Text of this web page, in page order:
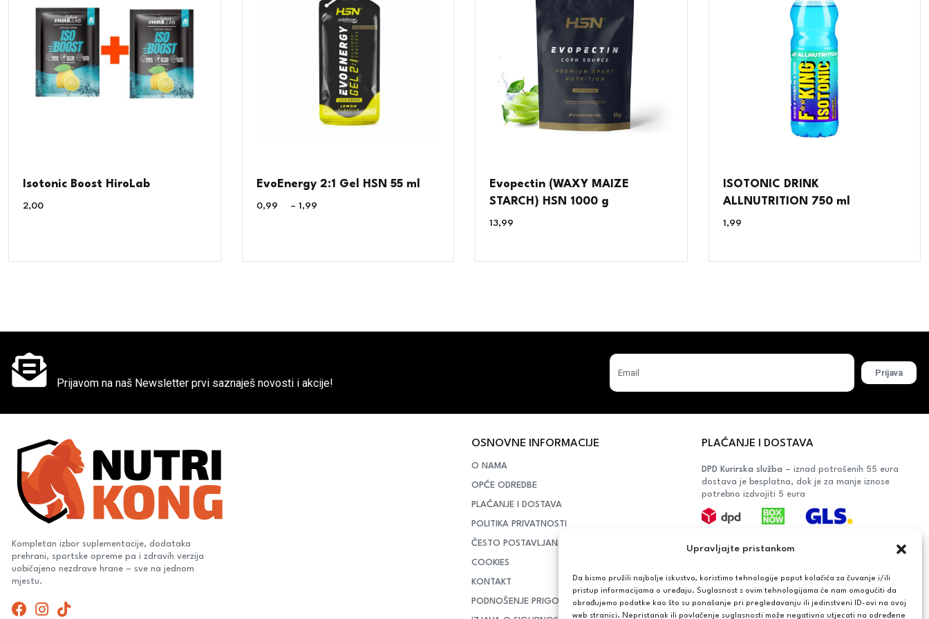
Upravljajte pristankom
Da bismo pružili najbolje iskustvo, koristimo tehnologije poput kolačića za čuvanje i/ili
pristup informacijama o uređaju. Suglasnost s ovim tehnologijama će nam omogućiti da
obrađujemo podatke kao što su ponašanje pri pregledavanju ili jedinstveni ID-ovi na ovoj
web stranici. Nepristanak ili povlačenje suglasnosti može negativno utjecati na određene
Isotonic Boost HiroLab
2,00
EvoEnergy 2:1 Gel HSN 55 ml
0,99 – 1,99
Evopectin (WAXY MAIZE
STARCH) HSN 1000 g
13,99
ISOTONIC DRINK
ALLNUTRITION 750 ml
1,99
Prijavom na naš Newsletter prvi saznaješ novosti i akcije!
Prijava
Kompletan izbor suplementacije, dodataka
prehrani, sportske opreme pa i zdravih verzija
uobičajeno nezdrave hrane – sve na jednom
mjestu.
OSNOVNE INFORMACIJE
O NAMA
OPĆE ODREDBE
PLAĆANJE I DOSTAVA
POLITIKA PRIVATNOSTI
ČESTO POSTAVLJANA PITANJA
COOKIES
KONTAKT
PODNOŠENJE PRIGOVORA POTROŠAČA
PLAĆANJE I DOSTAVA
DPD Kurirska služba – iznad potrošenih 55 eura
dostava je besplatna, dok je za manje iznose
potrebno izdvojiti 5 eura
Bankovna transakcija, plaćanje prilikom